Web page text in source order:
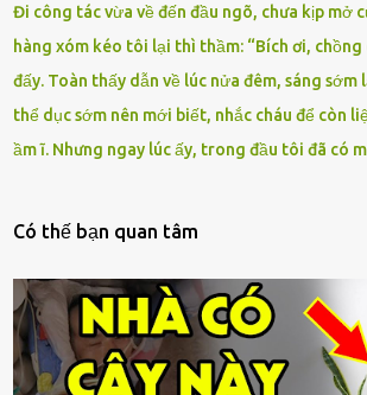
Đi công tác vừa về đến đầu ngõ, chưa kịp mở
hàng xóm kéo tôi lại thì thầm: “Bích ơi,
đấy. Toàn thấy dẫn về lúc nửa đêm, sáng sớm
thể dục sớm nên mới biết, nhắc cháu để còn
ầm ĩ. Nhưng ngay lúc ấy, trong đầu tôi đã có
Có thế bạn quan tâm